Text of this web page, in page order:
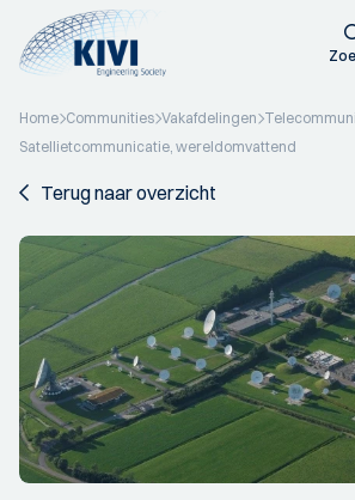
Home Communities Vakafdelingen
Satellietcommunicatie, wereldomvattend
Terug naar overzicht